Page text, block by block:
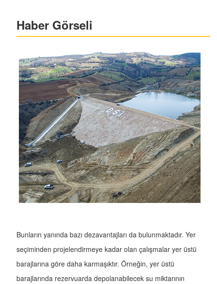
Haber Görseli
Bunların yanında bazı dezavantajları da bulunmaktadır. Yer
seçiminden projelendirmeye kadar olan çalışmalar yer üstü
barajlarına göre daha karmaşıktır. Örneğin, yer üstü
barajlarında rezervuarda depolanabilecek su miktarının